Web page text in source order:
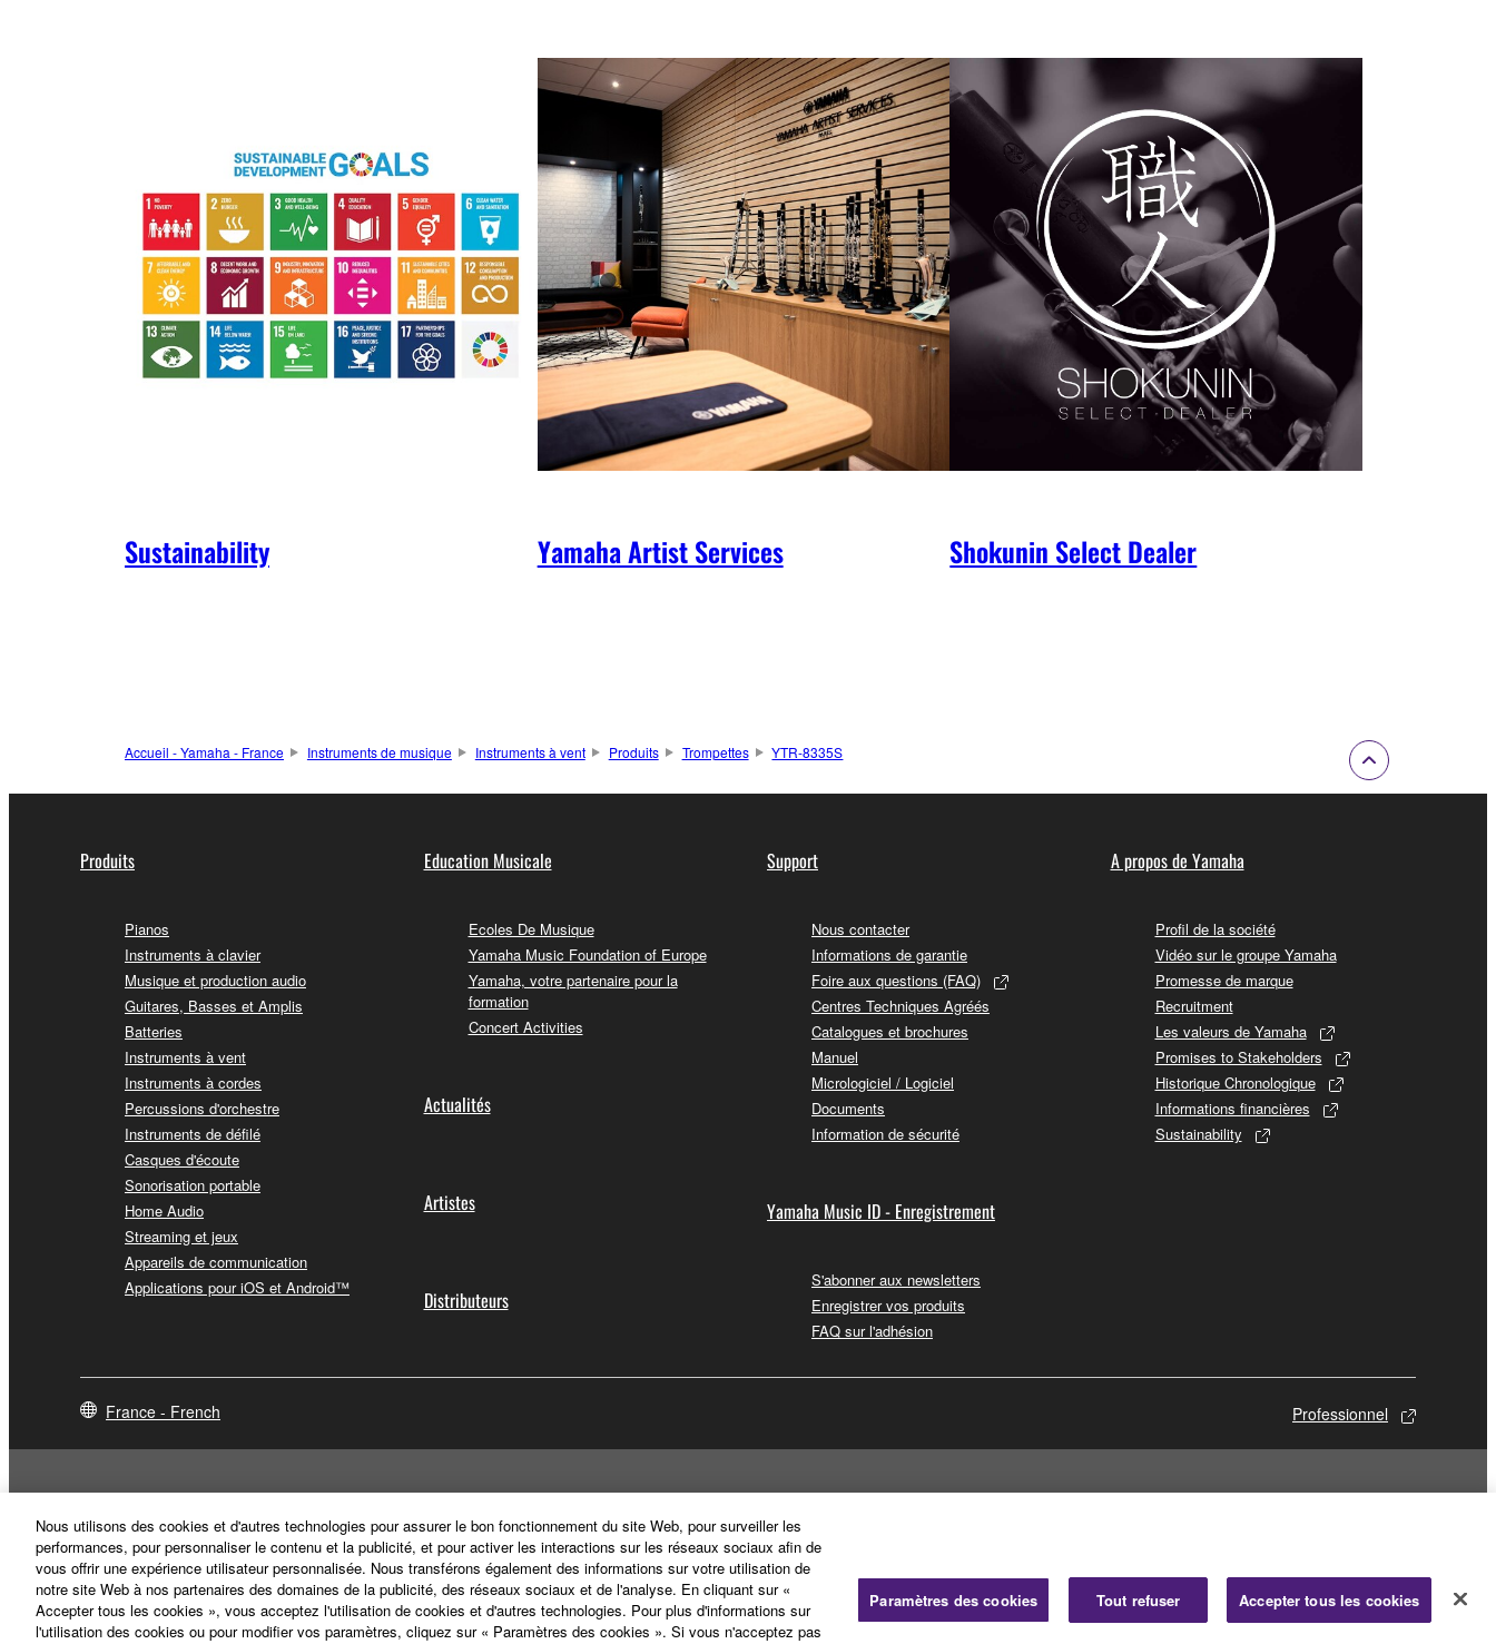
Sustainability Yamaha Artist Services Shokunin Select Dealer
Accueil - Yamaha - France Instruments de musique Instruments à vent Produits Trompettes YTR-8335S
Produits
Pianos
Instruments à clavier
Musique et production audio
Guitares, Basses et Amplis
Batteries
Instruments à vent
Instruments à cordes
Percussions d'orchestre
Instruments de défilé
Casques d'écoute
Sonorisation portable
Home Audio
Streaming et jeux
Appareils de communication
Applications pour iOS et Android™
Education Musicale
Ecoles De Musique
Yamaha Music Foundation of Europe
Yamaha, votre partenaire pour la
formation
Concert Activities
Actualités
Artistes
Distributeurs
Support
Nous contacter
Informations de garantie
Foire aux questions (FAQ)
Centres Techniques Agréés
Catalogues et brochures
Manuel
Micrologiciel / Logiciel
Documents
Information de sécurité
Yamaha Music ID - Enregistrement
S'abonner aux newsletters
Enregistrer vos produits
FAQ sur l'adhésion
A propos de Yamaha
Profil de la société
Vidéo sur le groupe Yamaha
Promesse de marque
Recruitment
Les valeurs de Yamaha
Promises to Stakeholders
Historique Chronologique
Informations financières
Sustainability
France - French Professionnel
Nous utilisons des cookies et d'autres technologies pour assurer le bon fonctionnement du site Web, pour surveiller les
performances, pour personnaliser le contenu et la publicité, et pour activer les interactions sur les réseaux sociaux afin de
vous offrir une expérience utilisateur personnalisée. Nous transférons également des informations sur votre utilisation de
notre site Web à nos partenaires des domaines de la publicité, des réseaux sociaux et de l'analyse. En cliquant sur «
Accepter tous les cookies », vous acceptez l'utilisation de cookies et d'autres technologies. Pour plus d'informations sur
l'utilisation des cookies ou pour modifier vos paramètres, cliquez sur « Paramètres des cookies ». Si vous n'acceptez pas
Paramètres des cookies Tout refuser Accepter tous les cookies